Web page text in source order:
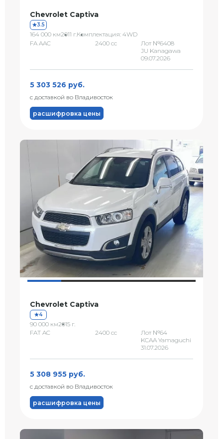
Chevrolet Captiva
3.5
164 000 км2011 г.Комплектация: 4WD
FA AAC
2400 сс
Лот №6408
JU Kanagawa
09.07.2026
5 303 526 руб.
с доставкой во Владивосток
расшифровка цены
Chevrolet Captiva
4
90 000 км2015 г.
FAT AC
2400 сс
Лот №64
KCAA Yamaguchi
31.07.2026
5 308 955 руб.
с доставкой во Владивосток
расшифровка цены